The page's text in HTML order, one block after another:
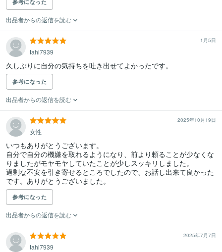
参考になった
出品者からの返信を読む
1月5日
tahi7939
久しぶりに自分の気持ちを吐き出せてよかったです。
参考になった
出品者からの返信を読む
2025年10月19日
女性
いつもありがとうございます。
自分で自分の機嫌を取れるようになり、前より頼ることが少なくな
りましたがモヤモヤしていたことが少しスッキリしました。
過剰な不安を引き寄せるところでしたので、お話し出来て良かった
です。ありがとうございました。
参考になった
出品者からの返信を読む
2025年7月7日
tahi7939